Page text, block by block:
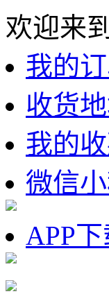
欢迎来
我的
收货
我的
微信
APP